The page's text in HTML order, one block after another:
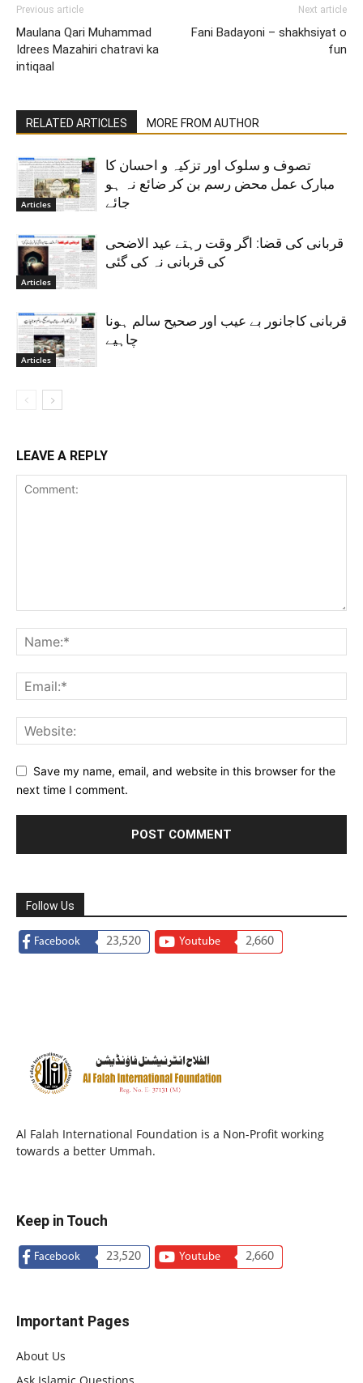
Previous article
Maulana Qari Muhammad
Idrees Mazahiri chatravi ka
intiqaal
Next article
Fani Badayoni – shakhsiyat o
fun
RELATED ARTICLES MORE FROM AUTHOR
Articles
تصوف و سلوک اور تزکیہ و احسان کا
مبارک عمل محض رسم بن کر ضائع نہ ہو
جائے
Articles
قربانی کی قضا: اگر وقت رہتے عید الاضحی
کی قربانی نہ کی گئی
Articles
قربانی کاجانور بے عیب اور صحیح سالم ہونا
چاہیے
LEAVE A REPLY
Save my name, email, and website in this browser for the
next time I comment.
Follow Us
Facebook 23,520 Youtube 2,660
Al Falah International Foundation is a Non-Profit working
towards a better Ummah.
Keep in Touch
Facebook 23,520 Youtube 2,660
Important Pages
About Us